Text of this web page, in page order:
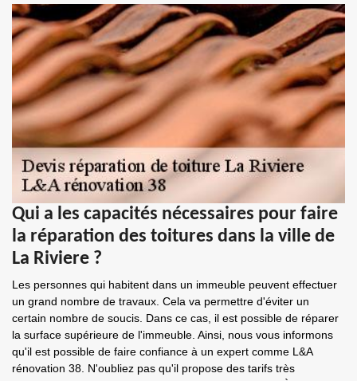
Qui a les capacités nécessaires pour faire
la réparation des toitures dans la ville de
La Riviere ?
Les personnes qui habitent dans un immeuble peuvent effectuer
un grand nombre de travaux. Cela va permettre d'éviter un
certain nombre de soucis. Dans ce cas, il est possible de réparer
la surface supérieure de l'immeuble. Ainsi, nous vous informons
qu'il est possible de faire confiance à un expert comme L&A
rénovation 38. N'oubliez pas qu'il propose des tarifs très